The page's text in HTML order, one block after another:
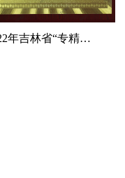
2022年吉林省“专精特新”中小企业